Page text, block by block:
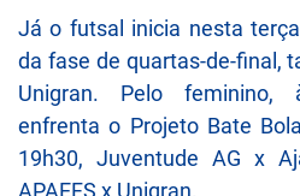
Já o futsal inicia nesta
da fase de quartas-de-final,
Unigran. Pelo feminino,
enfrenta o Projeto Bate
19h30, Juventude AG x
APAEFS x Unigran.